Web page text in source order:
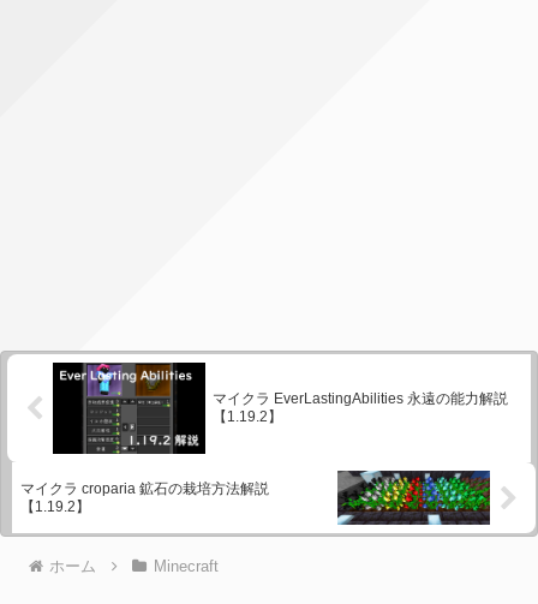
マイクラ EverLastingAbilities 永遠の能力解説
【1.19.2】
マイクラ croparia 鉱石の栽培方法解説
【1.19.2】
ホーム Minecraft